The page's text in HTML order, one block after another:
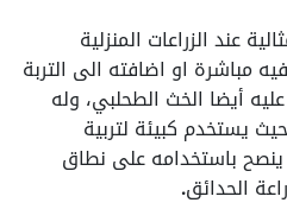
عند الزراعات المنزلية
مباشرة او اضافته الى التربة
أيضا الخث الطحلبي، وله
يستخدم كبيئة لتربية
باستخدامه على نطاق
الحدائق.